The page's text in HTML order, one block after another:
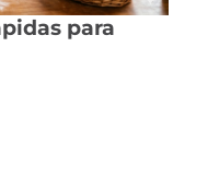
para